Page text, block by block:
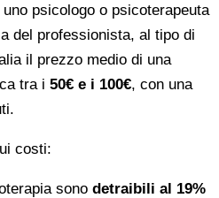
psicologo o psicoterapeuta
del professionista, al tipo di
il prezzo medio di una
tra i 50€ e i 100€, con una
costi:
sono detraibili al 19%